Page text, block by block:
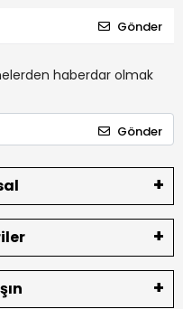
Gönder
haberdar olmak
Gönder